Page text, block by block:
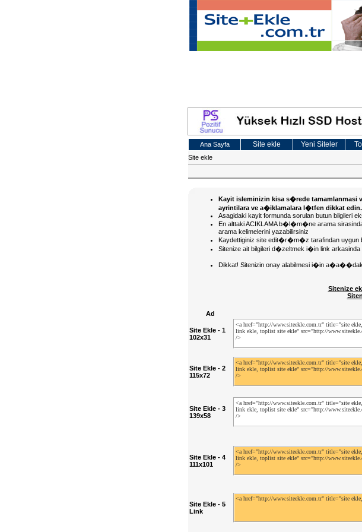
Ana Sayfa Site ekle Yeni Siteler
Site ekle
Kayit isleminizin kisa s�rede
ayrintilara ve a�iklamalara l�tfen dikkat edin.
Asagidaki kayit formunda sorulan butun bilgileri
En alttaki ACIKLAMA b�l�m�ne arama
arama kelimelerini yazabilirsiniz
Kaydettiginiz site edit�r�m�z tarafindan uygun
Sitenize ait bilgileri d�zeltmek i�in link arkasinda
Dikkat! Sitenizin onay alabilmesi i�in
Sitenize
Ad
Site Ekle - 1
102x31
Site Ekle - 2
115x72
Site Ekle - 3
139x58
Site Ekle - 4
111x101
Site Ekle - 5
Link